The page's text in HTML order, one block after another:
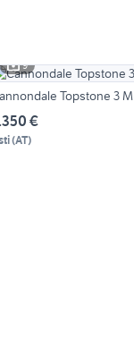
9
Topstone 3 M
€
(AT)